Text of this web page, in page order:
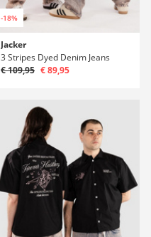
-18%
Jacker
3 Stripes Dyed Denim Jeans
€ 109,95 € 89,95